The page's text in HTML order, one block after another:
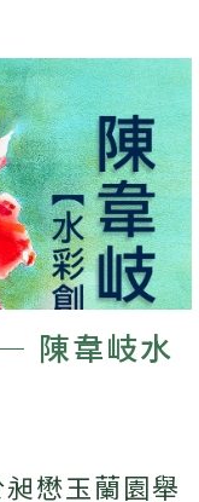
陳韋岐水
懋玉蘭園舉